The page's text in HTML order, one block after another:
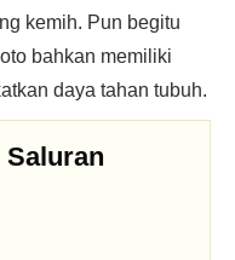
kemih. Pun begitu
bahkan memiliki
daya tahan tubuh.
Saluran